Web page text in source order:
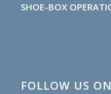
SHOE-BOX
FOLLOW US